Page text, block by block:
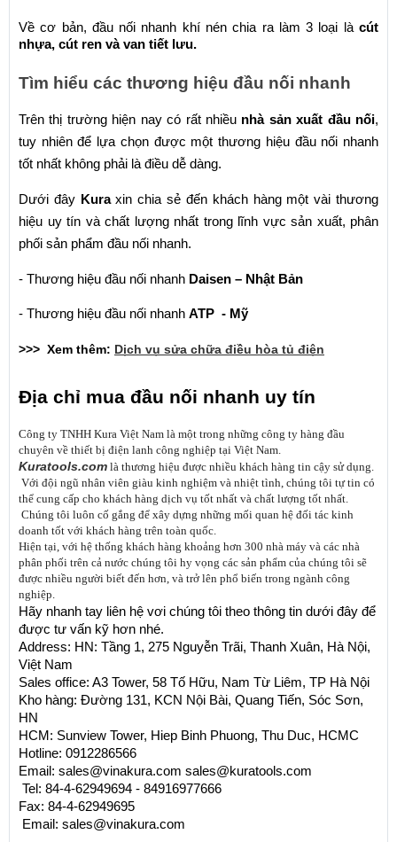
Về cơ bản, đầu nối nhanh khí nén chia ra làm 3 loại là cút
nhựa, cút ren và van tiết lưu.
Tìm hiểu các thương hiệu đầu nối nhanh
Trên thị trường hiện nay có rất nhiều nhà sản xuất đầu nối,
tuy nhiên để lựa chọn được một thương hiệu đầu nối nhanh
tốt nhất không phải là điều dễ dàng.
Dưới đây Kura xin chia sẻ đến khách hàng một vài thương
hiệu uy tín và chất lượng nhất trong lĩnh vực sản xuất, phân
phối sản phẩm đầu nối nhanh.
- Thương hiệu đầu nối nhanh Daisen – Nhật Bản
- Thương hiệu đầu nối nhanh ATP  - Mỹ
>>>  Xem thêm: Dịch vụ sửa chữa điều hòa tủ điện
Địa chỉ mua đầu nối nhanh uy tín
Công ty TNHH Kura Việt Nam là một trong những công ty hàng đầu
chuyên về thiết bị điện lanh công nghiệp tại Việt Nam.
Kuratools.com là thương hiệu được nhiều khách hàng tin cậy sử dụng.
Với đội ngũ nhân viên giàu kinh nghiệm và nhiệt tình, chúng tôi tự tin có
thể cung cấp cho khách hàng dịch vụ tốt nhất và chất lượng tốt nhất.
Chúng tôi luôn cố gắng để xây dựng những mối quan hệ đối tác kinh
doanh tốt với khách hàng trên toàn quốc.
Hiện tại, với hệ thống khách hàng khoảng hơn 300 nhà máy và các nhà
phân phối trên cả nước chúng tôi hy vọng các sản phẩm của chúng tôi sẽ
được nhiều người biết đến hơn, và trở lên phổ biến trong ngành công
nghiệp.
Hãy nhanh tay liên hệ vơi chúng tôi theo thông tin dưới đây để
được tư vấn kỹ hơn nhé.
Address: HN: Tầng 1, 275 Nguyễn Trãi, Thanh Xuân, Hà Nội,
Việt Nam
Sales office: A3 Tower, 58 Tố Hữu, Nam Từ Liêm, TP Hà Nội
Kho hàng: Đường 131, KCN Nội Bài, Quang Tiến, Sóc Sơn,
HN
HCM: Sunview Tower, Hiep Binh Phuong, Thu Duc, HCMC
Hotline: 0912286566
Email: sales@vinakura.com sales@kuratools.com
Tel: 84-4-62949694 - 84916977666
Fax: 84-4-62949695
Email: sales@vinakura.com